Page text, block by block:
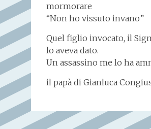
mormorare
“Non ho vissuto invano”
Quel figlio invocato, il
lo aveva dato.
Un assassino me lo ha
il papà di Gianluca